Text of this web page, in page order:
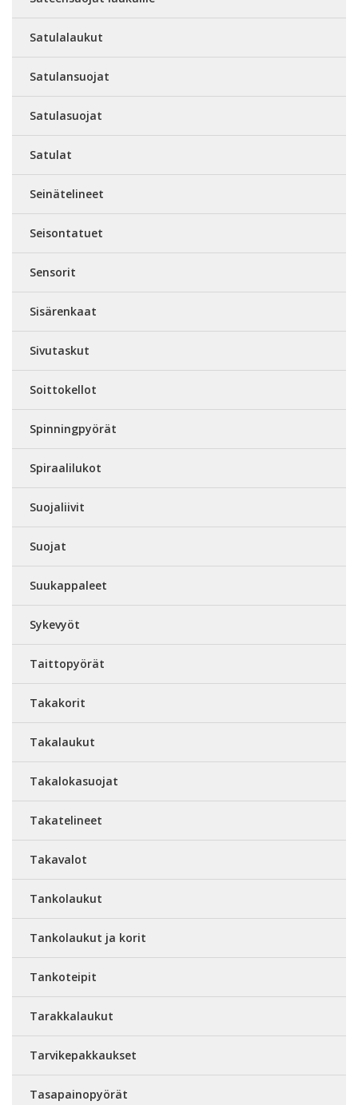
Satulalaukut
Satulansuojat
Satulasuojat
Satulat
Seinätelineet
Seisontatuet
Sensorit
Sisärenkaat
Sivutaskut
Soittokellot
Spinningpyörät
Spiraalilukot
Suojaliivit
Suojat
Suukappaleet
Sykevyöt
Taittopyörät
Takakorit
Takalaukut
Takalokasuojat
Takatelineet
Takavalot
Tankolaukut
Tankolaukut ja korit
Tankoteipit
Tarakkalaukut
Tarvikepakkaukset
Tasapainopyörät